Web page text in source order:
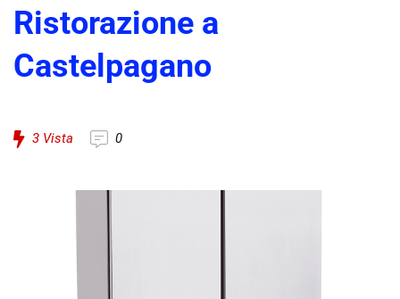
Ristorazione a
Castelpagano
3 Vista 0